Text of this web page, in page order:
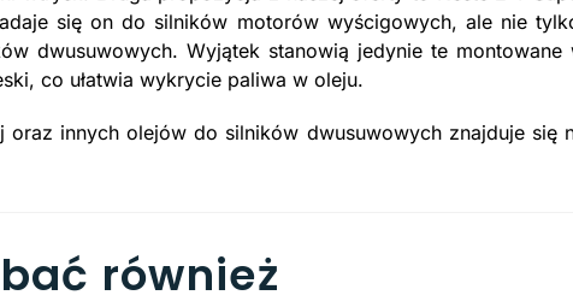
się on do silników motorów wyścigowych, ale nie
dwusuwowych. Wyjątek stanowią jedynie te montowane
co ułatwia wykrycie paliwa w oleju.
oraz innych olejów do silników dwusuwowych znajduje się
również